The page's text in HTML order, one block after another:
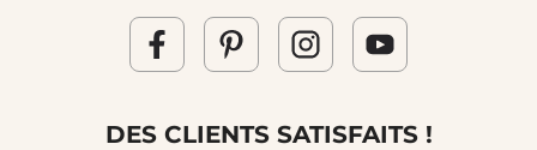
DES CLIENTS SATISFAITS !